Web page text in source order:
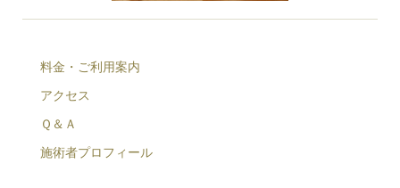
料金・ご利用案内
アクセス
Ｑ＆Ａ
施術者プロフィール